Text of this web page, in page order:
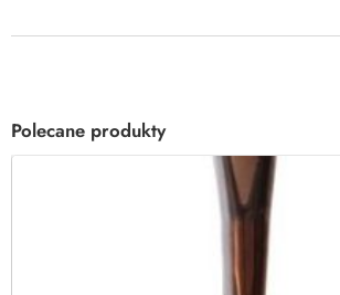
Polecane produkty